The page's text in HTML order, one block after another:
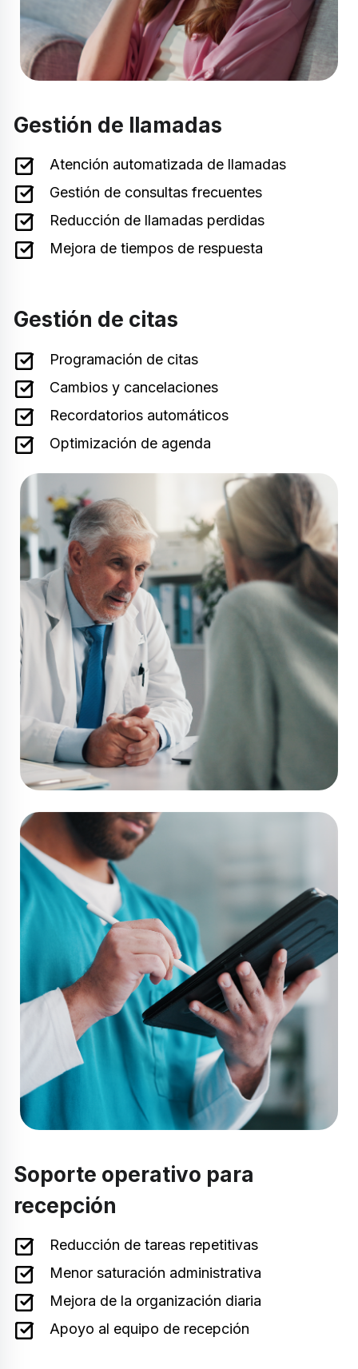
Gestión de llamadas
Atención automatizada de llamadas
Gestión de consultas frecuentes
Reducción de llamadas perdidas
Mejora de tiempos de respuesta
Gestión de citas
Programación de citas
Cambios y cancelaciones
Recordatorios automáticos
Optimización de agenda
Soporte operativo para
recepción
Reducción de tareas repetitivas
Menor saturación administrativa
Mejora de la organización diaria
Apoyo al equipo de recepción